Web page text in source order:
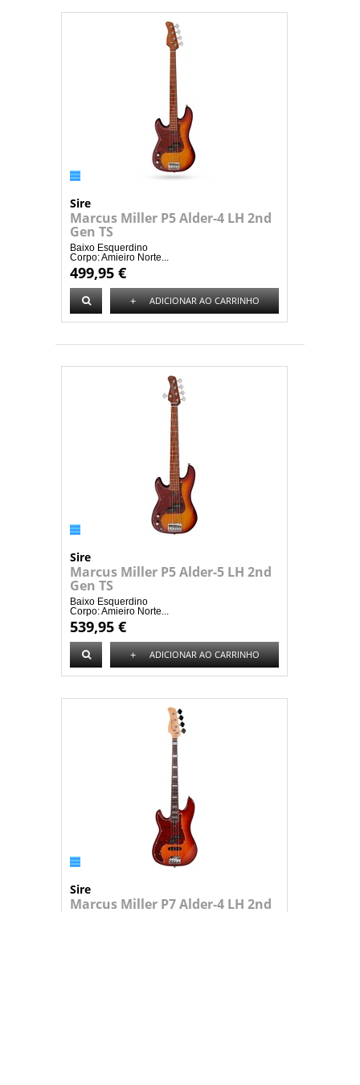
Sire
Marcus Miller P5 Alder-4 LH 2nd
Gen TS
Baixo Esquerdino
Corpo: Amieiro Norte...
499,95 €
+ ADICIONAR AO CARRINHO
Sire
Marcus Miller P5 Alder-5 LH 2nd
Gen TS
Baixo Esquerdino
Corpo: Amieiro Norte...
539,95 €
+ ADICIONAR AO CARRINHO
Sire
Marcus Miller P7 Alder-4 LH 2nd